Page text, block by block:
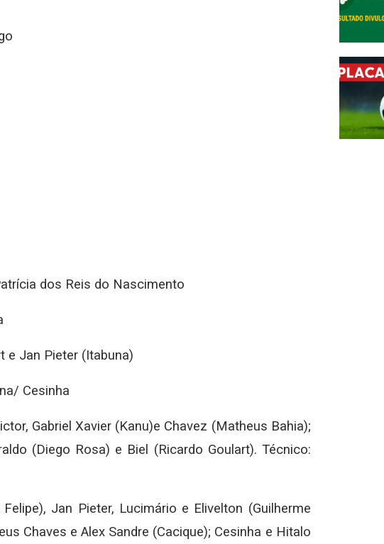
dos Reis do Nascimento
e Jan Pieter (Itabuna)
Cesinha
Gabriel Xavier (Kanu)e Chavez (Matheus Bahia);
(Diego Rosa) e Biel (Ricardo Goulart). Técnico:
Jan Pieter, Lucimário e Elivelton (Guilherme
Chaves e Alex Sandre (Cacique); Cesinha e Hitalo